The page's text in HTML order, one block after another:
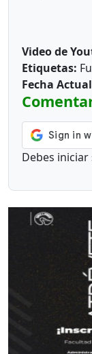
Video de
Etiquetas:
Fecha
Debes